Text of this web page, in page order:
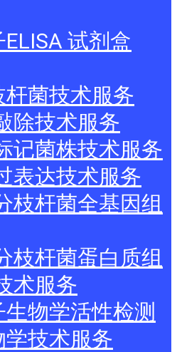
试剂盒
菌技术服务
除技术服务
记菌株技术服务
表达技术服务
枝杆菌全基因组
枝杆菌蛋白质组
术服务
物学活性检测
技术服务